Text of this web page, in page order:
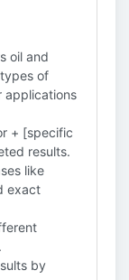
oil and
of
applications
+ [specific
results.
like
exact
by